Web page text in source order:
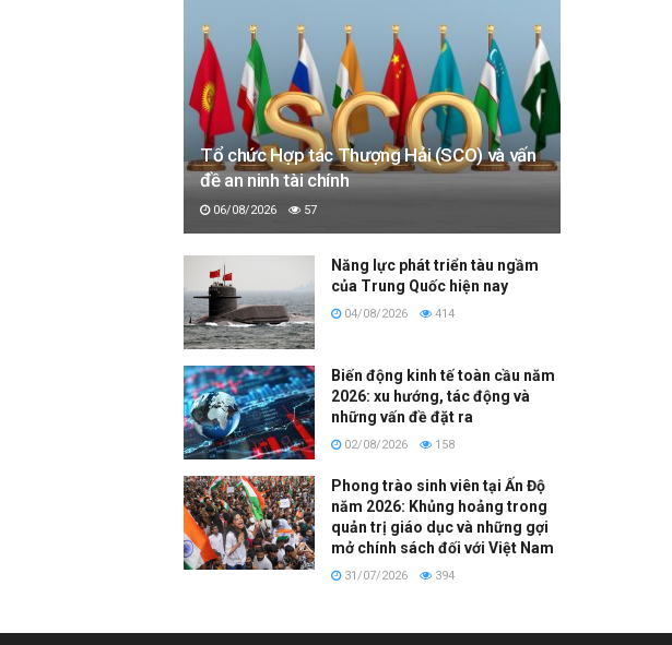
Tổ chức Hợp tác Thượng Hải (SCO) và vấn
đề an ninh tài chính
06/08/2026 57
Năng lực phát triển tàu ngầm
của Trung Quốc hiện nay
04/08/2026 414
Biến động kinh tế toàn cầu năm
2026: xu hướng, tác động và
những vấn đề đặt ra
02/08/2026 158
Phong trào sinh viên tại Ấn Độ
năm 2026: Khủng hoảng trong
quản trị giáo dục và những gợi
mở chính sách đối với Việt Nam
31/07/2026 394